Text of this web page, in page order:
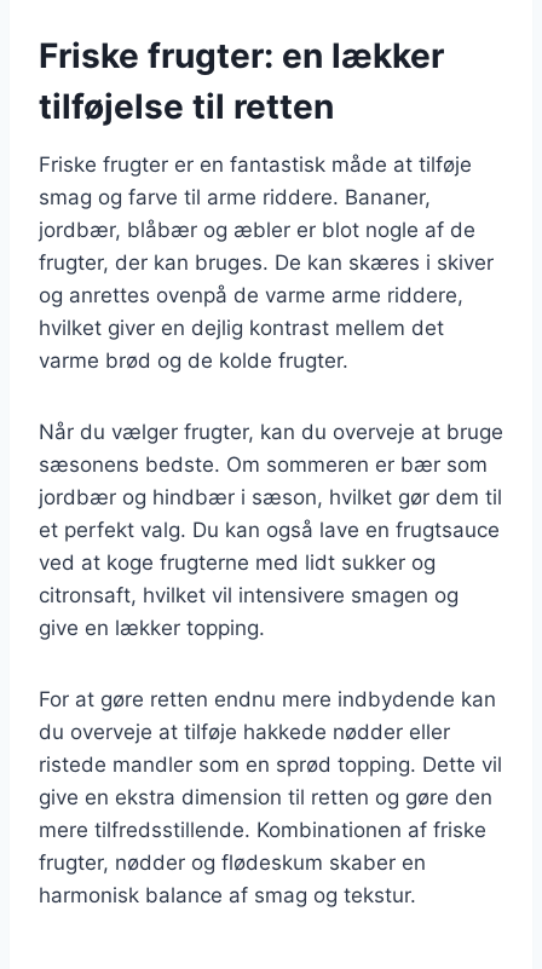
Friske frugter: en lækker
tilføjelse til retten
Friske frugter er en fantastisk måde at tilføje
smag og farve til arme riddere. Bananer,
jordbær, blåbær og æbler er blot nogle af de
frugter, der kan bruges. De kan skæres i skiver
og anrettes ovenpå de varme arme riddere,
hvilket giver en dejlig kontrast mellem det
varme brød og de kolde frugter.
Når du vælger frugter, kan du overveje at bruge
sæsonens bedste. Om sommeren er bær som
jordbær og hindbær i sæson, hvilket gør dem til
et perfekt valg. Du kan også lave en frugtsauce
ved at koge frugterne med lidt sukker og
citronsaft, hvilket vil intensivere smagen og
give en lækker topping.
For at gøre retten endnu mere indbydende kan
du overveje at tilføje hakkede nødder eller
ristede mandler som en sprød topping. Dette vil
give en ekstra dimension til retten og gøre den
mere tilfredsstillende. Kombinationen af friske
frugter, nødder og flødeskum skaber en
harmonisk balance af smag og tekstur.